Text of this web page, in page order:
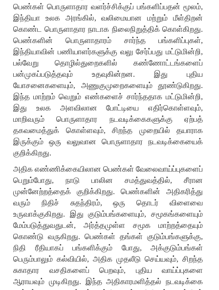
பெண்கள் பொருளாதார வளர்ச்சிக்குப் பங்களிப்பதன் மூலம்,
இந்தியா உலக அரங்கில்,வலிமையான மற்றும் மீள்திறன்
கொண்ட பொருளாதார நாடாக நிலைநிறுத்திக் கொள்கிறது.
பெண்களின் பொருளாதாரம் சார்ந்த பங்களிப்புகள்,
இந்தியாவின் பணியாளர்களுக்கு வலு சேர்ப்பது மட்டுமின்றி,
பல்வேறு தொழில்துறைகளில் கண்ணோட்டங்களைப்
பன்முகப்படுத்தவும் உதவுகின்றன. இது புதிய
யோசனைகளையும், அணுகுமுறைகளையும் தூண்டுகிறது.
இந்த மாற்றம் வெறும் எண்களைச் சார்ந்ததாக மட்டுமின்றி,
இது உலக அளவிலான போட்டியை எதிர்கொள்ளவும்,
மாறிவரும் பொருளாதார நடவடிக்கைகளுக்கு ஏற்பத்
தகவமைத்துக் கொள்ளவும், சிறந்த முறையில் தயாராக
இருக்கும் ஒரு வலுவான பொருளாதார நடவடிக்கையைக்
குறிக்கிறது.
அதிக எண்ணிக்கையிலான பெண்கள் வேலைவாய்ப்புகளைப்
பெறும்போது, நாடு பாலின சமத்துவத்தில், சீரான
முன்னேற்றத்தைக் குறிக்கிறது. பெண்களின் அதிகரித்து
வரும் நிதிச் சுதந்திரம்,ஒரு தொடர் விளைவை
உருவாக்குகிறது. இது குடும்பங்களையும்,சமூகங்களையும்
மேம்படுத்துவதுடன், அர்த்தமுள்ள சமூக மாற்றத்தையும்
கொண்டு வருகிறது. பெண்கள் தங்கள் குடும்பங்களுக்கு,
நிதி ரீதியாகப் பங்களிக்கும் போது, அக்குடும்பங்கள்
பெரும்பாலும் கல்வியில், அதிக முதலீடு செய்யவும், சிறந்த
சுகாதார வசதிகளைப் பெறவும், புதிய வாய்ப்புகளை
ஆராயவும் முடிகிறது. இந்த அதிகாரமளித்தல் நடவடிக்கை